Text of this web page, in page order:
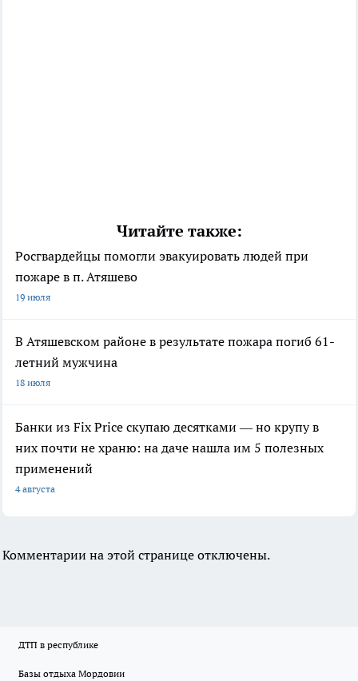
Читайте также:
Росгвардейцы помогли эвакуировать людей при
пожаре в п. Атяшево
19 июля
В Атяшевском районе в результате пожара погиб 61-
летний мужчина
18 июля
Банки из Fix Price скупаю десятками — но крупу в
них почти не храню: на даче нашла им 5 полезных
применений
4 августа
Комментарии на этой странице отключены.
ДТП в республике
Базы отдыха Мордовии